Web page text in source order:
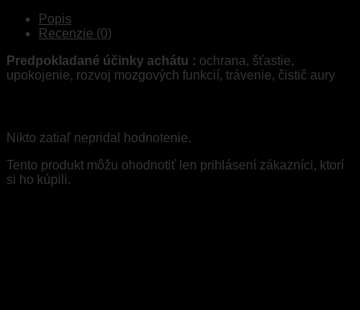
Popis
Recenzie (0)
Predpokladané účinky achátu : ochrana, šťastie,
upokojenie, rozvoj mozgových funkcií, trávenie, čistič aury
Nikto zatiaľ nepridal hodnotenie.
Tento produkt môžu ohodnotiť len prihlásení zákazníci, ktorí
si ho kúpili.